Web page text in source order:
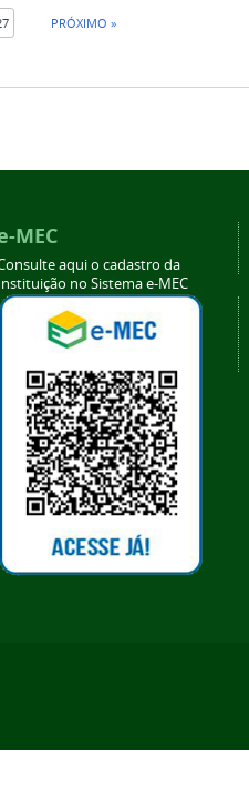
PRÓXIMO »
MEC
aqui o cadastro da
no Sistema e-MEC